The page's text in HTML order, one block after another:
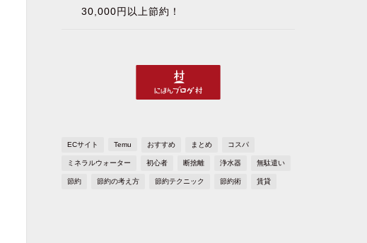
30,000円以上節約！
ECサイト Temu おすすめ まとめ コスパ
ミネラルウォーター 初心者 断捨離 浄水器 無駄遣い
節約 節約の考え方 節約テクニック 節約術 賃貸